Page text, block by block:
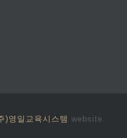
)영일교육시스템 website.